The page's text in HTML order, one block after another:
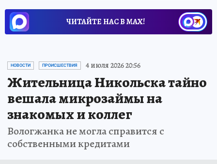
ЧИТАЙТЕ НАС В МАХ!
НОВОСТИ ПРОИСШЕСТВИЯ 4 июля 2026 20:56
Жительница Никольска тайно
вешала микрозаймы на
знакомых и коллег
Вологжанка не могла справится с
собственными кредитами